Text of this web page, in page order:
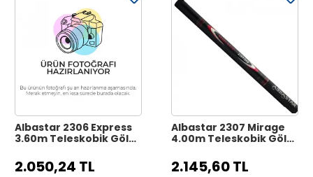
Albastar 2306 Express
3.60m Teleskobik Göl
2.050,24 TL
Albastar 2307 Mirage
4.00m Teleskobik Göl
2.145,60 TL